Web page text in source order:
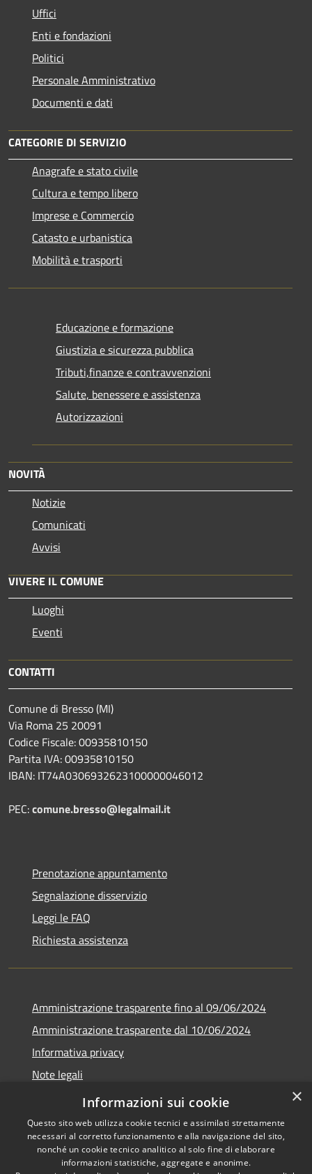
Uffici
Enti e fondazioni
Politici
Personale Amministrativo
Documenti e dati
CATEGORIE DI SERVIZIO
Anagrafe e stato civile
Cultura e tempo libero
Imprese e Commercio
Catasto e urbanistica
Mobilità e trasporti
Educazione e formazione
Giustizia e sicurezza pubblica
Tributi,finanze e contravvenzioni
Salute, benessere e assistenza
Autorizzazioni
NOVITÀ
Notizie
Comunicati
Avvisi
VIVERE IL COMUNE
Luoghi
Eventi
CONTATTI
Comune di Bresso (MI)
Via Roma 25 20091
Codice Fiscale: 00935810150
Partita IVA: 00935810150
IBAN: IT74A0306932623100000046012
PEC:comune.bresso@legalmail.it
Prenotazione appuntamento
Segnalazione disservizio
Leggi le FAQ
Richiesta assistenza
Amministrazione trasparente fino al 09/06/2024
Amministrazione trasparente dal 10/06/2024
Informativa privacy
Note legali
Dichiarazione di accessibilità
Copyright © 2026 • Città di
×
Informazioni sui cookie
Questo sito web utilizza cookie tecnici e assimilati strettamente
necessari al corretto funzionamento e alla navigazione del sito,
nonché un cookie tecnico analitico al solo fine di elaborare
informazioni statistiche, aggregate e anonime.